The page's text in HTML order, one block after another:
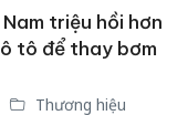
triệu hồi hơn
tô để thay bơm
Thương hiệu